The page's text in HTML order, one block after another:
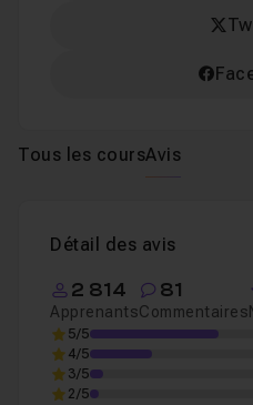
Tous les coursAvis
Détail des avis
2 814
Apprenants
81
Commentaires
5/5
4/5
3/5
2/5